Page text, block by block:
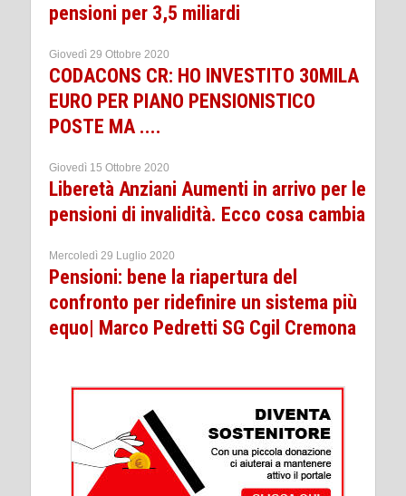
pensioni per 3,5 miliardi
Giovedì 29 Ottobre 2020
CODACONS CR: HO INVESTITO 30MILA
EURO PER PIANO PENSIONISTICO
POSTE MA ....
Giovedì 15 Ottobre 2020
Liberetà Anziani Aumenti in arrivo per le
pensioni di invalidità. Ecco cosa cambia
Mercoledì 29 Luglio 2020
Pensioni: bene la riapertura del
confronto per ridefinire un sistema più
equo| Marco Pedretti SG Cgil Cremona